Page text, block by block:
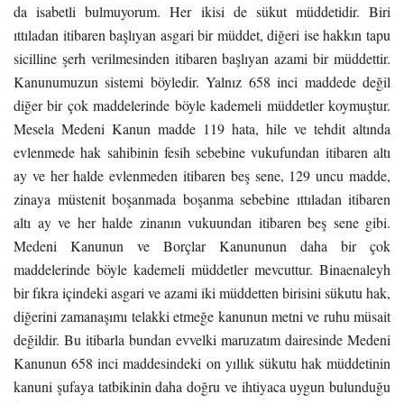
da isabetli bulmuyorum. Her ikisi de sükut müddetidir. Biri
ıttıladan itibaren başlıyan asgari bir müddet, diğeri ise hakkın tapu
sicilline şerh verilmesinden itibaren başlıyan azami bir müddettir.
Kanunumuzun sistemi böyledir. Yalnız 658 inci maddede değil
diğer bir çok maddelerinde böyle kademeli müddetler koymuştur.
Mesela Medeni Kanun madde 119 hata, hile ve tehdit altında
evlenmede hak sahibinin fesih sebebine vukufundan itibaren altı
ay ve her halde evlenmeden itibaren beş sene, 129 uncu madde,
zinaya müstenit boşanmada boşanma sebebine ıttıladan itibaren
altı ay ve her halde zinanın vukuundan itibaren beş sene gibi.
Medeni Kanunun ve Borçlar Kanununun daha bir çok
maddelerinde böyle kademeli müddetler mevcuttur. Binaenaleyh
bir fıkra içindeki asgari ve azami iki müddetten birisini sükutu hak,
diğerini zamanaşımı telakki etmeğe kanunun metni ve ruhu müsait
değildir. Bu itibarla bundan evvelki maruzatım dairesinde Medeni
Kanunun 658 inci maddesindeki on yıllık sükutu hak müddetinin
kanuni şufaya tatbikinin daha doğru ve ihtiyaca uygun bulunduğu